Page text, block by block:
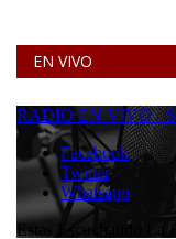
EN VIVO